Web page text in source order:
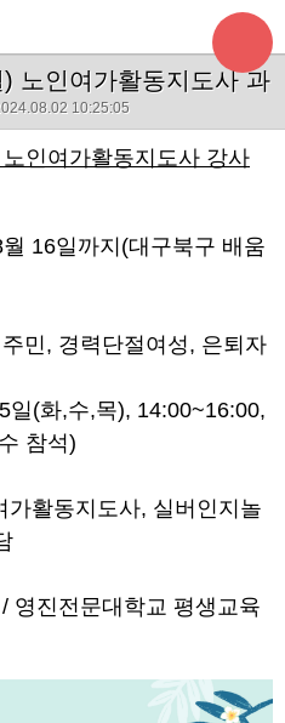
) 노인여가활동지도사 과
10:25:05
인여가활동지도사 강사
16일까지(대구북구 배움
민, 경력단절여성, 은퇴자
일(화,수,목), 14:00~16:00,
참석)
활동지도사, 실버인지놀
영진전문대학교 평생교육